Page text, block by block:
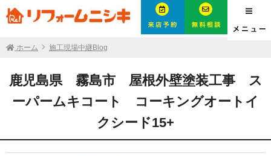
ホーム 施工現場中継Blog
鹿児島県 霧島市 屋根外壁塗装工事 ス
ーパームキコート コーキングオートイ
クシード15+